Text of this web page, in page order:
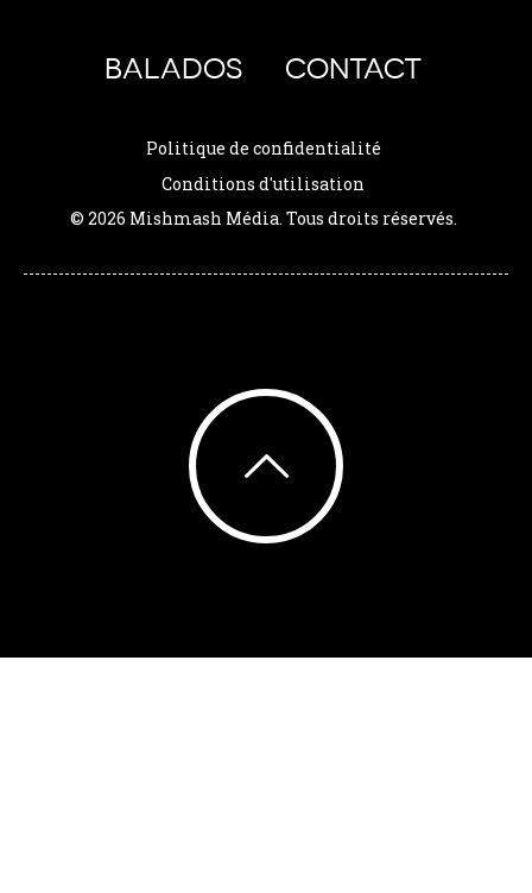
BALADOS CONTACT
Politique de confidentialité
Conditions d'utilisation
© 2026 Mishmash Média. Tous droits réservés.